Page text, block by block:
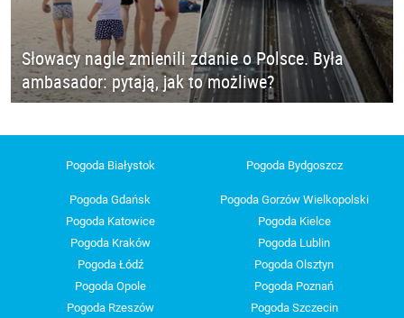
Słowacy nagle zmienili zdanie o Polsce. Była
ambasador: pytają, jak to możliwe?
Pogoda Białystok Pogoda Bydgoszcz
Pogoda Gdańsk
Pogoda Gorzów Wielkopolski
Pogoda Katowice
Pogoda Kielce
Pogoda Kraków
Pogoda Lublin
Pogoda Łódź
Pogoda Olsztyn
Pogoda Opole
Pogoda Poznań
Pogoda Rzeszów
Pogoda Szczecin